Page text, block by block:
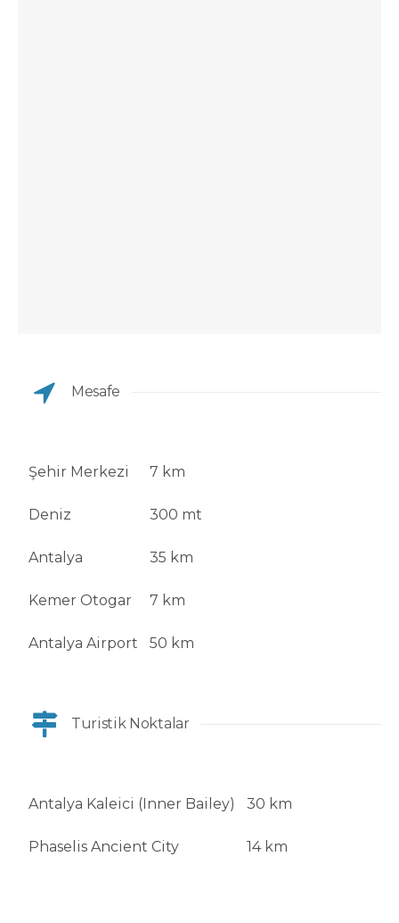
Mesafe
Şehir Merkezi 7 km
Deniz 300 mt
Antalya 35 km
Kemer Otogar 7 km
Antalya Airport 50 km
Turistik Noktalar
Antalya Kaleici (Inner Bailey) 30 km
Phaselis Ancient City 14 km